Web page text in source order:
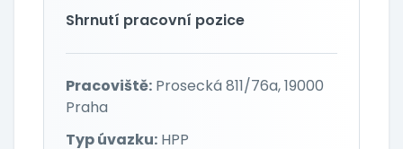
Shrnutí pracovní pozice
Pracoviště: Prosecká 811/76a, 19000
Praha
Typ úvazku: HPP